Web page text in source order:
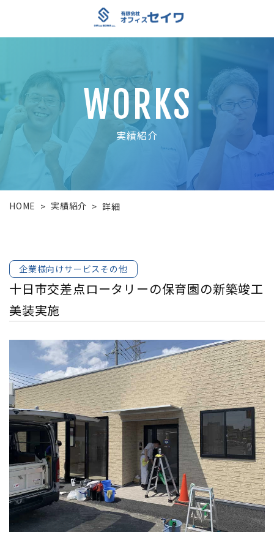
WORKS
実績紹介
HOME > 実績紹介 > 詳細
企業様向けサービスその他
十日市交差点ロータリーの保育園の新築竣工
美装実施